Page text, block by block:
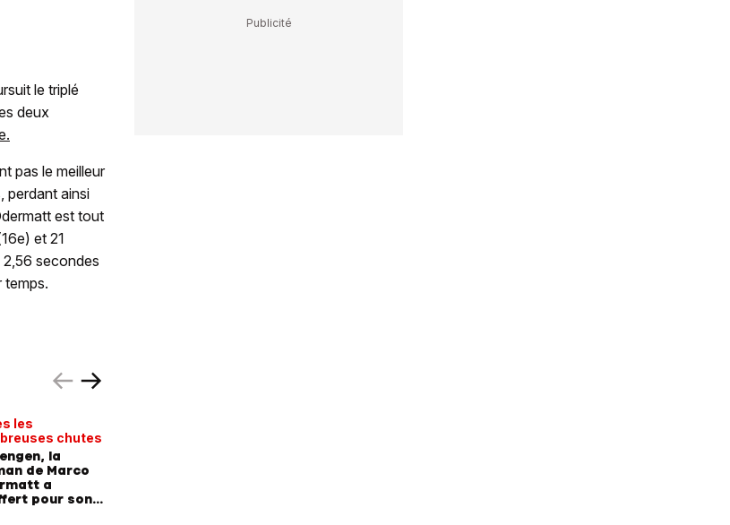
le triplé
deux
pas le meilleur
perdant ainsi
est tout
et 21
2,56 secondes
temps.
les
chutes
la
de Marco
a
pour son